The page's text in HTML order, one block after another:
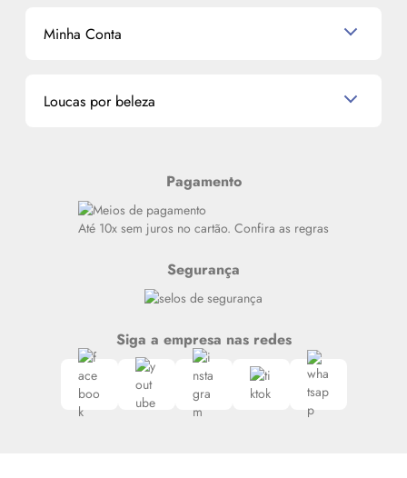
Nossas lojas
Cupom de Desconto
La Vie Est Belle Lancôme
Miniaturas de Produtos de Cabelo
Minha Conta
Meus endereços
Loucas por beleza
Siga nosso canal no Whatsapp
Pagamento
Até 10x sem juros no cartão. Confira as regras
Segurança
Siga a empresa nas redes